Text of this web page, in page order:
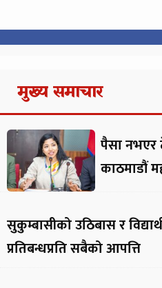
मुख्य समाचार
पैसा नभएर
काठमाडौं
सुकुम्बासीको उठिबास र
प्रतिबन्धप्रति सबैको आपत्ति